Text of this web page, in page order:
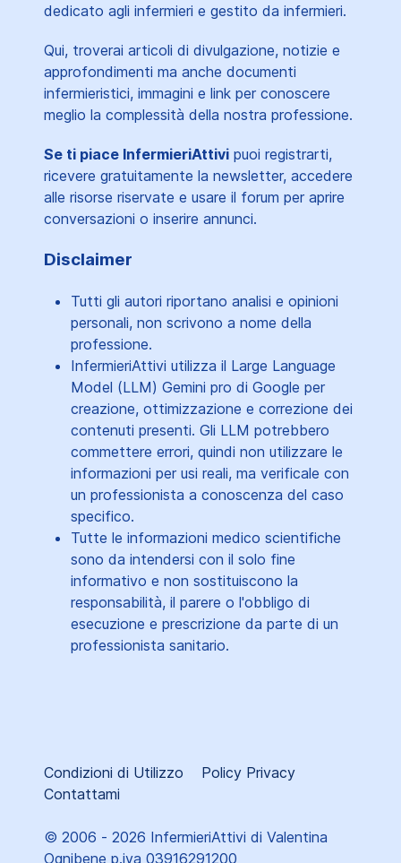
dedicato agli infermieri e gestito da infermieri.
Qui, troverai articoli di divulgazione, notizie e
approfondimenti ma anche documenti
infermieristici, immagini e link per conoscere
meglio la complessità della nostra professione.
Se ti piace InfermieriAttivi puoi registrarti,
ricevere gratuitamente la newsletter, accedere
alle risorse riservate e usare il forum per aprire
conversazioni o inserire annunci.
Disclaimer
Tutti gli autori riportano analisi e opinioni
personali, non scrivono a nome della
professione.
InfermieriAttivi utilizza il Large Language
Model (LLM) Gemini pro di Google per
creazione, ottimizzazione e correzione dei
contenuti presenti. Gli LLM potrebbero
commettere errori, quindi non utilizzare le
informazioni per usi reali, ma verificale con
un professionista a conoscenza del caso
specifico.
Tutte le informazioni medico scientifiche
sono da intendersi con il solo fine
informativo e non sostituiscono la
responsabilità, il parere o l'obbligo di
esecuzione e prescrizione da parte di un
professionista sanitario.
Condizioni di Utilizzo
Policy Privacy
Contattami
© 2006 - 2026 InfermieriAttivi di Valentina
Ognibene p.iva 03916291200